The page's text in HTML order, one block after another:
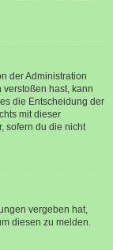
der Administration
hast, kann
die Entscheidung der
mit dieser
sofern du die nicht
vergeben hat,
diesen zu melden.